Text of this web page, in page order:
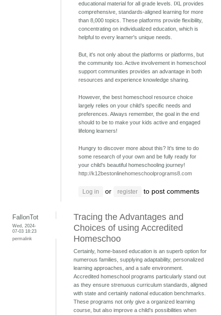
educational material for all grade levels. IXL provides
comprehensive, standards-aligned learning for more
than 8,000 topics. These platforms provide flexibility,
concentrating on individualized education, which is
helpful to every learner's unique needs.
But, it's not only about the platforms or platforms, but
the community too. Active involvement in homeschool
support communities provides an advantage in both
resources and experience knowledge sharing.
However, the best homeschool resource choice
largely relies on your child’s specific needs and
preferences. Always remember, the goal in the end
should to be to make your kids active and engaged
lifelong learners!
Hungry to discover more about this? It's time to do
some research of your own and be fully ready for
your child's beautiful homeschooling journey!
http://k12bestonlinehomeschoolprograms8.com
Log in or register to post comments
FallonTot
Wed, 2024-
07-03 18:23
permalink
Tracing the Advantages and
Choices of using Accredited
Homeschoo
Certainly, home-based education is an superb option for
numerous families, supplying adaptability, personalized
learning approaches, and a safe environment.
Accredited homeschool programs particularly stand out
as they ensure strenuous curriculum standards, aligned
with state and certainly national education benchmarks.
These programs not only give a organized learning
course, but also improve a child's possibilities when